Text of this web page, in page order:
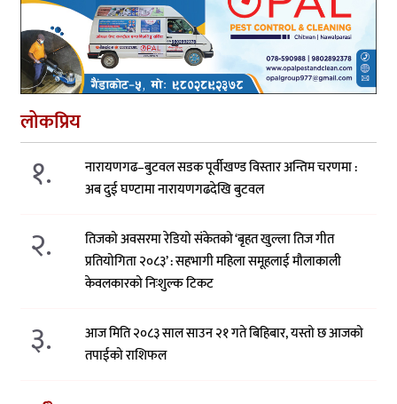
लोकप्रिय
१.
नारायणगढ–बुटवल सडक पूर्वीखण्ड विस्तार अन्तिम चरणमा :
अब दुई घण्टामा नारायणगढदेखि बुटवल
२.
तिजको अवसरमा रेडियो संकेतको ‘बृहत खुल्ला तिज गीत
प्रतियोगिता २०८३’ : सहभागी महिला समूहलाई मौलाकाली
केवलकारको निःशुल्क टिकट
३.
आज मिति २०८३ साल साउन २१ गते बिहिबार, यस्तो छ आजको
तपाईको राशिफल